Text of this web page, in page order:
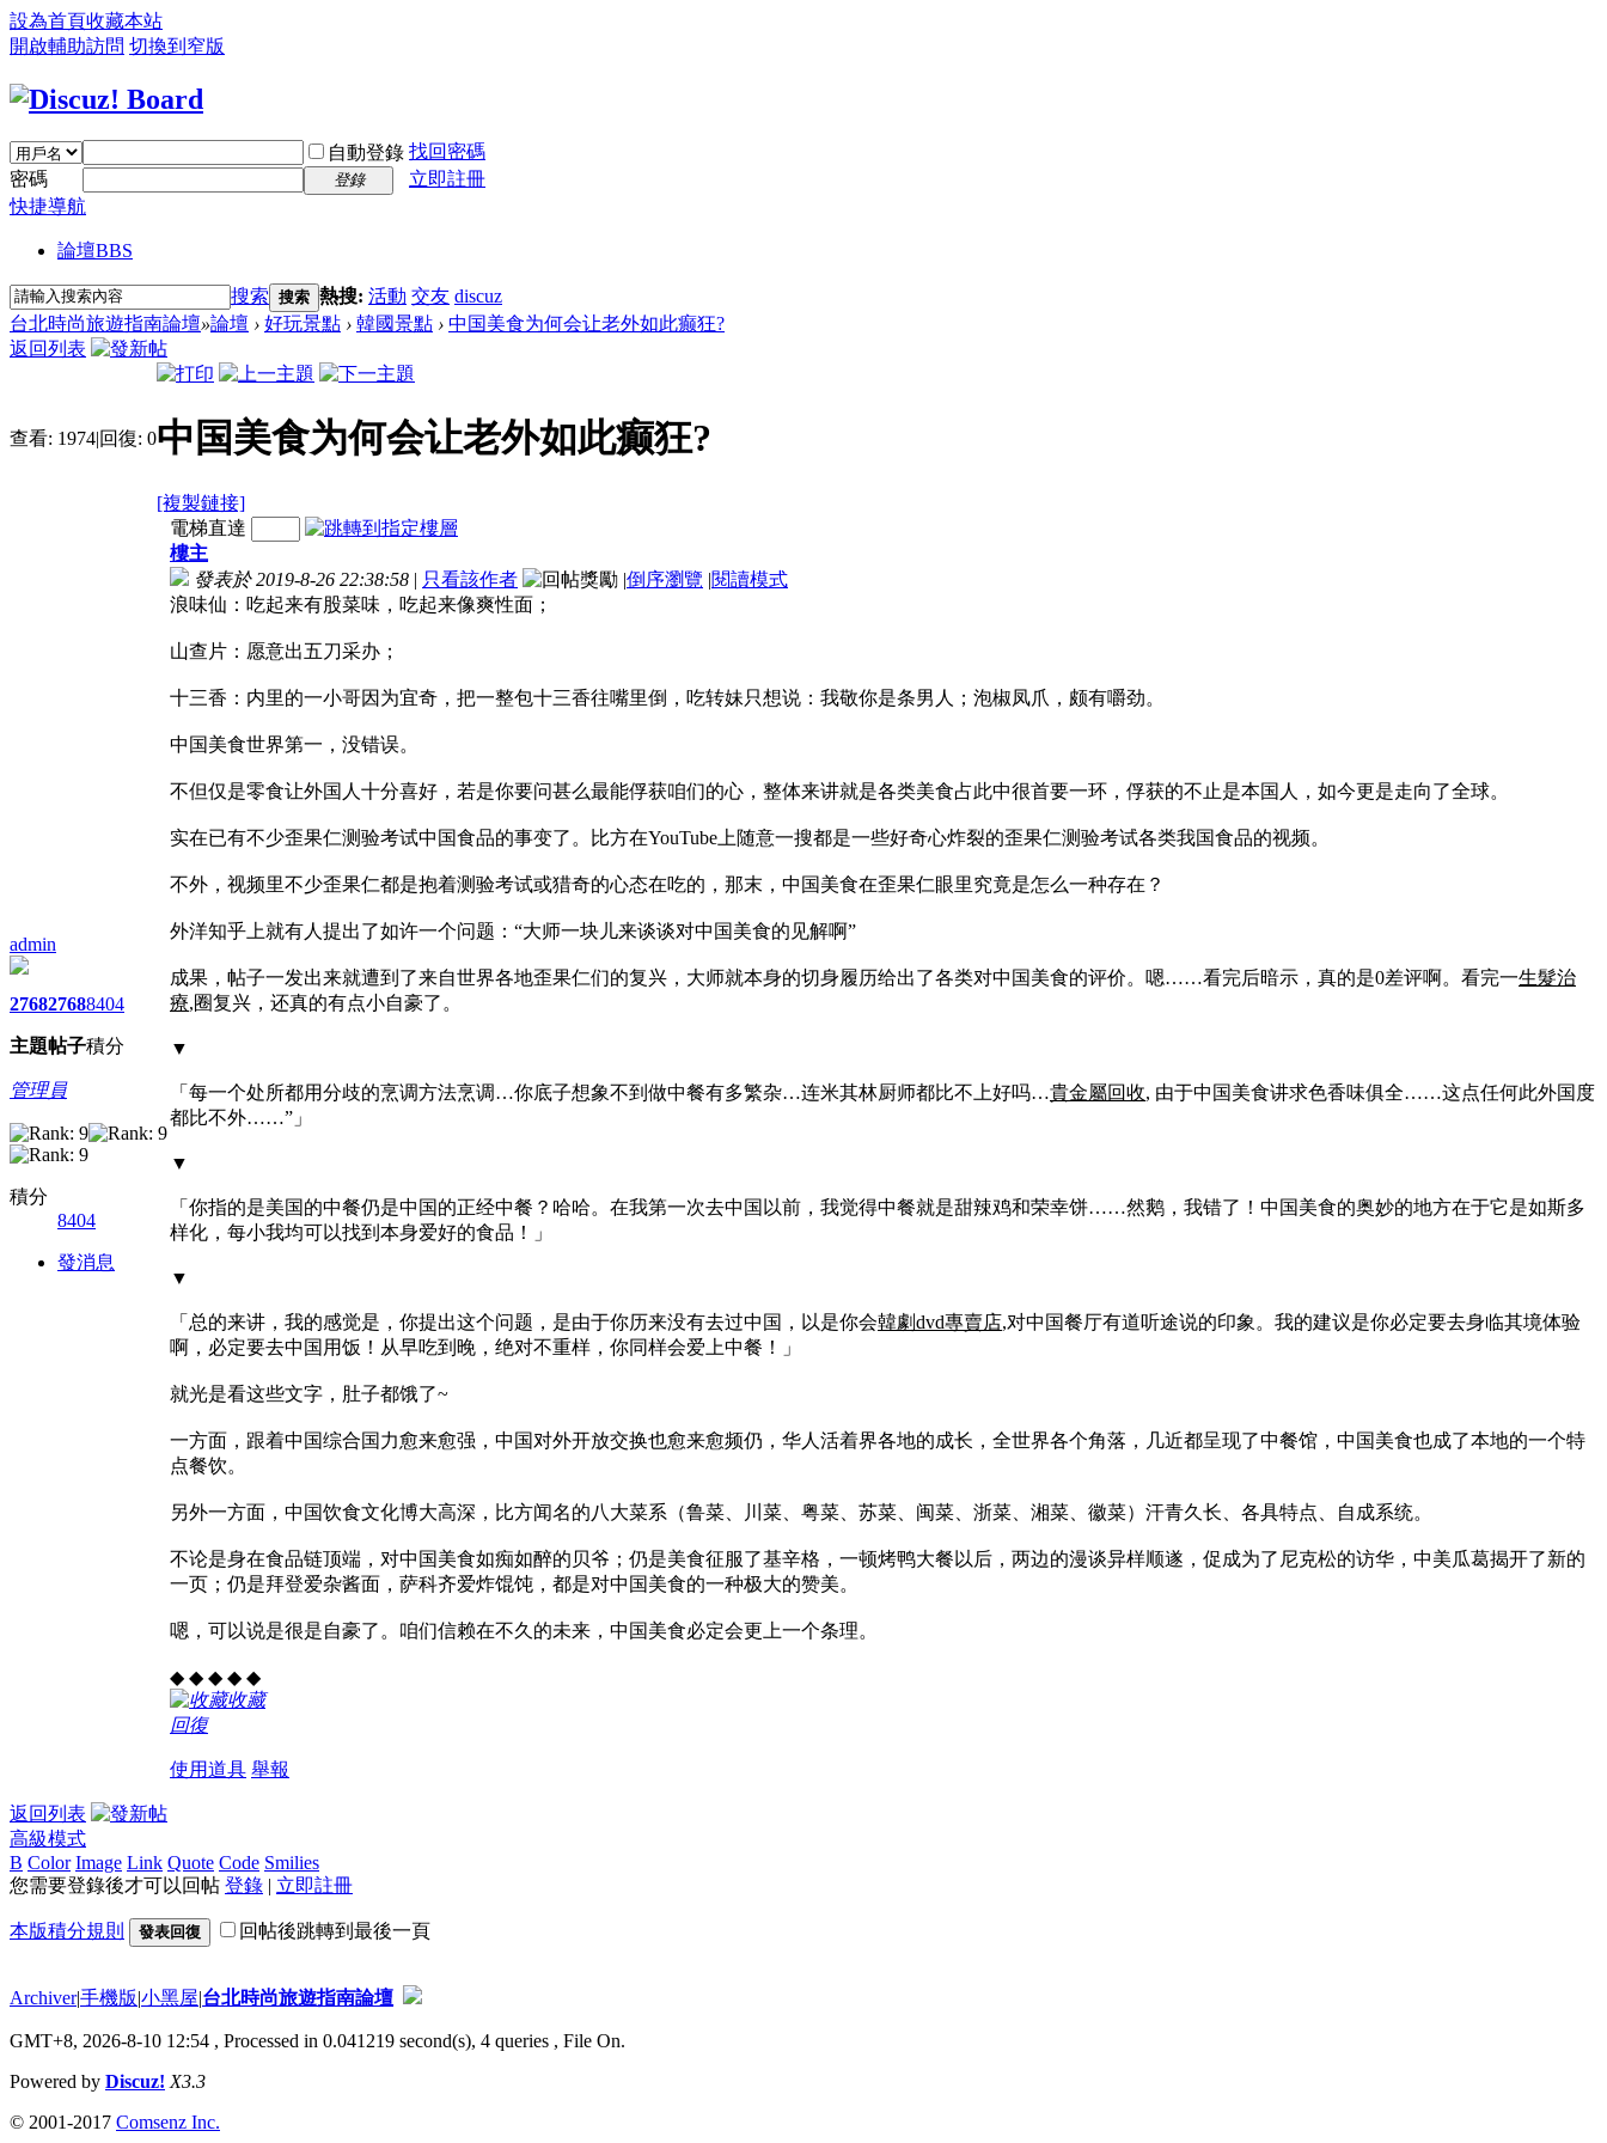
設為首頁收藏本站
開啟輔助訪問 切換到窄版
自動登錄 找回密碼
密碼
登錄
立即註冊
快捷導航
論壇BBS
搜索 搜索 熱搜: 活動 交友 discuz
台北時尚旅遊指南論壇»論壇 › 好玩景點 › 韓國景點 › 中国美食为何会让老外如此癫狂?
返回列表
查看: 1974|回復: 0中国美食为何会让老外如此癫狂?
[複製鏈接]
admin
2768
主題
2768
帖子
8404
積分
管理員
積分
8404
發消息
電梯直達
樓主
發表於 2019-8-26 22:38:58 | 只看該作者 |倒序瀏覽 |閱讀模式
浪味仙：吃起来有股菜味，吃起来像爽性面；
山查片：愿意出五刀采办；
十三香：内里的一小哥因为宜奇，把一整包十三香往嘴里倒，吃转妹只想说：我敬你是条男人；泡椒凤爪，颇有嚼劲。
中国美食世界第一，没错误。
不但仅是零食让外国人十分喜好，若是你要问甚么最能俘获咱们的心，整体来讲就是各类美食占此中很首要一环，俘获的不止是本国人，如今更是走向了全球。
实在已有不少歪果仁测验考试中国食品的事变了。比方在YouTube上随意一搜都是一些好奇心炸裂的歪果仁测验考试各类我国食品的视频。
不外，视频里不少歪果仁都是抱着测验考试或猎奇的心态在吃的，那末，中国美食在歪果仁眼里究竟是怎么一种存在？
外洋知乎上就有人提出了如许一个问题：“大师一块儿来谈谈对中国美食的见解啊”
成果，帖子一发出来就遭到了来自世界各地歪果仁们的复兴，大师就本身的切身履历给出了各类对中国美食的评价。嗯……看完后暗示，真的是0差评啊。看完一生髮治
療,圈复兴，还真的有点小自豪了。
▼
「每一个处所都用分歧的烹调方法烹调…你底子想象不到做中餐有多繁杂…连米其林厨师都比不上好吗…貴金屬回收, 由于中国美食讲求色香味俱全……这点任何此外国度
都比不外……”」
▼
「你指的是美国的中餐仍是中国的正经中餐？哈哈。在我第一次去中国以前，我觉得中餐就是甜辣鸡和荣幸饼……然鹅，我错了！中国美食的奥妙的地方在于它是如斯多
样化，每小我均可以找到本身爱好的食品！」
▼
「总的来讲，我的感觉是，你提出这个问题，是由于你历来没有去过中国，以是你会韓劇dvd專賣店,对中国餐厅有道听途说的印象。我的建议是你必定要去身临其境体验
啊，必定要去中国用饭！从早吃到晚，绝对不重样，你同样会爱上中餐！」
就光是看这些文字，肚子都饿了~
一方面，跟着中国综合国力愈来愈强，中国对外开放交换也愈来愈频仍，华人活着界各地的成长，全世界各个角落，几近都呈现了中餐馆，中国美食也成了本地的一个特
点餐饮。
另外一方面，中国饮食文化博大高深，比方闻名的八大菜系（鲁菜、川菜、粤菜、苏菜、闽菜、浙菜、湘菜、徽菜）汗青久长、各具特点、自成系统。
不论是身在食品链顶端，对中国美食如痴如醉的贝爷；仍是美食征服了基辛格，一顿烤鸭大餐以后，两边的漫谈异样顺遂，促成为了尼克松的访华，中美瓜葛揭开了新的
一页；仍是拜登爱杂酱面，萨科齐爱炸馄饨，都是对中国美食的一种极大的赞美。
嗯，可以说是很是自豪了。咱们信赖在不久的未来，中国美食必定会更上一个条理。
◆ ◆ ◆ ◆ ◆
收藏
回復
使用道具 舉報
返回列表
高級模式
B Color Image Link Quote Code Smilies
您需要登錄後才可以回帖 登錄 | 立即註冊
本版積分規則 發表回復 回帖後跳轉到最後一頁
Archiver|手機版|小黑屋|台北時尚旅遊指南論壇
GMT+8, 2026-8-10 12:54 , Processed in 0.041219 second(s), 4 queries , File On.
Powered by Discuz! X3.3
© 2001-2017 Comsenz Inc.